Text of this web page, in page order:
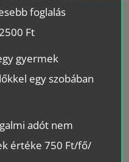
foglalás
Ft
gyermek
egy szobában
adót nem
értéke 750 Ft/fő/